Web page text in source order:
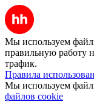
Мы используем
правильную работу
трафик.
Правила
Мы используем
файлов cookie